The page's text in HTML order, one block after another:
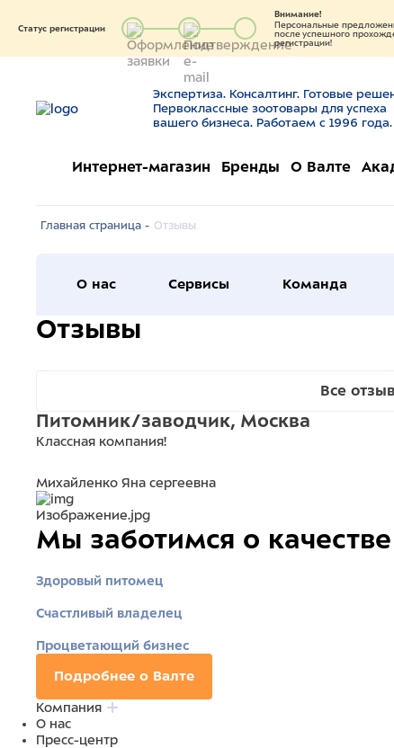
Статус регистрации
Внимание!
Персональные
после успешного
регистрации!
Экспертиза. Консалтинг. Готовые
Первоклассные зоотовары для успеха
вашего бизнеса. Работаем с 1996 года.
Интернет-магазин Бренды О Валте
Главная страница - Отзывы
О нас Сервисы Команда
Отзывы
Все
Питомник/заводчик, Москва
Классная компания!
Михайленко Яна сергеевна
Изображение.jpg
Мы заботимся о качестве
Здоровый питомец
Счастливый владелец
Процветающий бизнес
Подробнее о Валте
Компания
О нас
Пресс-центр